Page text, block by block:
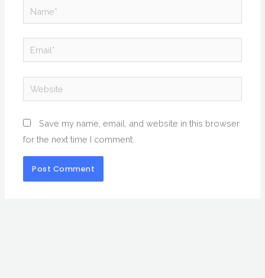
Name*
Email*
Website
Save my name, email, and website in this browser
for the next time I comment.